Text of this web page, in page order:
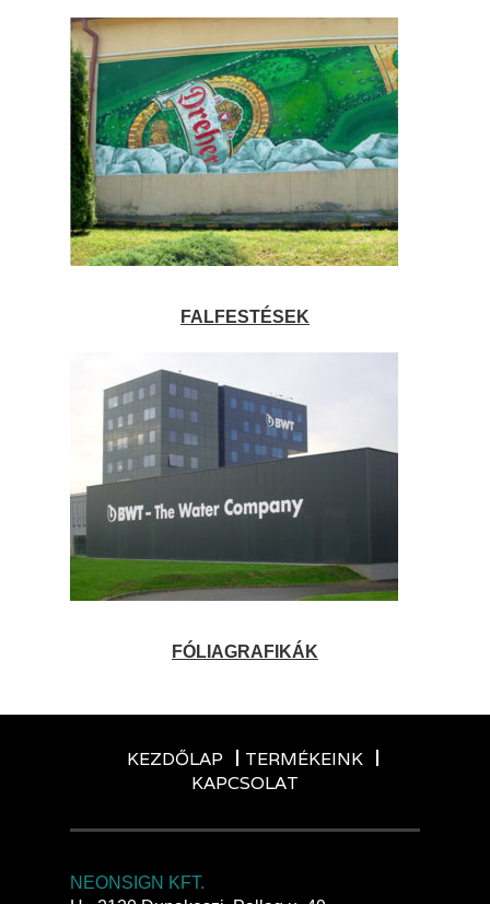
FALFESTÉSEK
FÓLIAGRAFIKÁK
KEZDŐLAP
TERMÉKEINK
KAPCSOLAT
NEONSIGN KFT.